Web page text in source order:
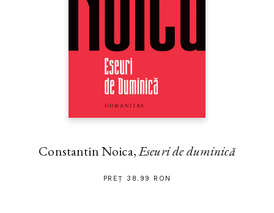
Constantin Noica,Eseuri de duminică
PREȚ 38.99 RON